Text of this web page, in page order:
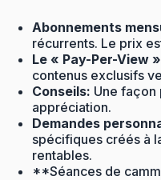
Abonnements
récurrents. Le prix
Le « Pay-Per-View
contenus exclusifs
Conseils: Une façon
appréciation.
Demandes
spécifiques créés à
rentables.
**Séances de